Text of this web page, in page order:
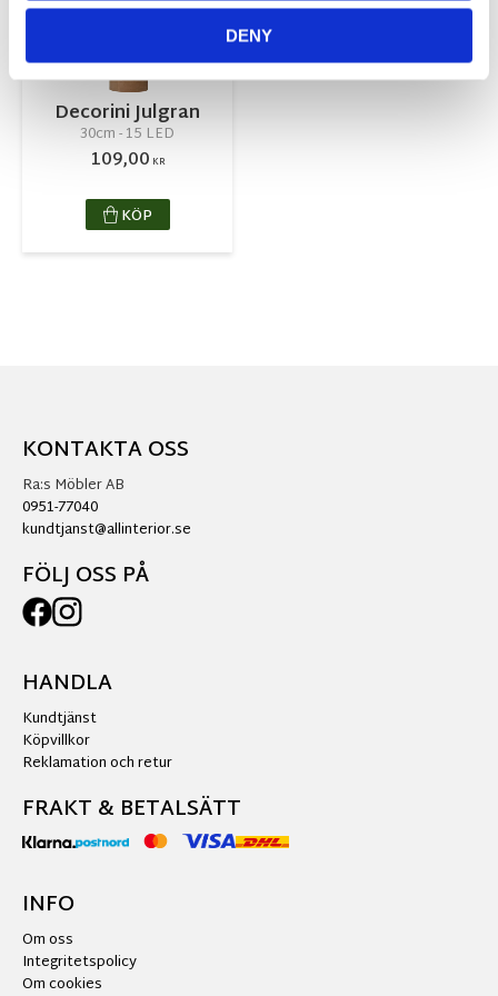
DENY
Decorini Julgran
30cm - 15 LED
109,00 KR
KÖP
KONTAKTA OSS
Ra:s Möbler AB
0951-77040
kundtjanst@allinterior.se
FÖLJ OSS PÅ
HANDLA
Kundtjänst
Köpvillkor
Reklamation och retur
FRAKT & BETALSÄTT
INFO
Om oss
Integritetspolicy
Om cookies